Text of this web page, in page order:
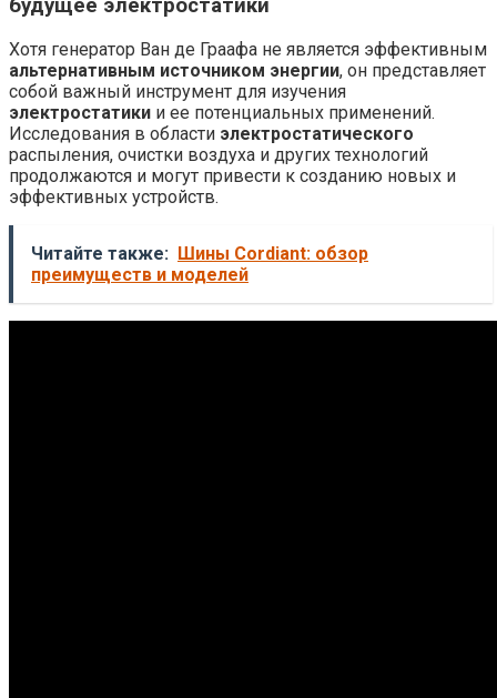
будущее электростатики
Хотя генератор Ван де Граафа не является эффективным
альтернативным источником энергии, он представляет
собой важный инструмент для изучения
электростатики и ее потенциальных применений.
Исследования в области электростатического
распыления, очистки воздуха и других технологий
продолжаются и могут привести к созданию новых и
эффективных устройств.
Читайте также: Шины Cordiant: обзор
преимуществ и моделей